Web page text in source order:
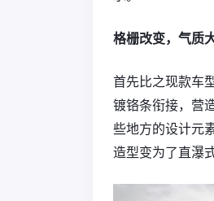
格栅改变，气质
首先比之现款车
镀铬条衔接，营
些地方的设计元
造型变为了直瀑